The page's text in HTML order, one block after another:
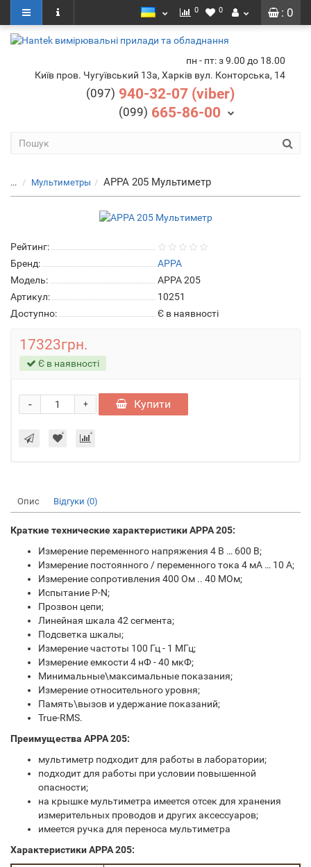
: 0
0 0
пн - пт: з 9.00 до 18.00
Київ пров. Чугуївський 13а, Харків вул. Конторська, 14
(097) 940-32-07 (viber)
(099) 665-86-00
... Мультиметры APPA 205 Мультиметр
Рейтинг:
Бренд:
APPA
Модель:
APPA 205
Артикул:
10251
Доступно:
Є в наявності
17323грн.
Є в наявності
+
- Купити
Опис Відгуки (0)
Краткие технические характеристики APPA 205:
Измерение переменного напряжения 4 В … 600 В;
Измерение постоянного / переменного тока 4 мА … 10 А;
Измерение сопротивления 400 Ом .. 40 МОм;
Испытание P-N;
Прозвон цепи;
Линейная шкала 42 сегмента;
Подсветка шкалы;
Измерение частоты 100 Гц - 1 МГц;
Измерение емкости 4 нФ - 40 мкФ;
Минимальные\максимальные показания;
Измерение относительного уровня;
Память\вызов и удержание показаний;
True-RMS.
Преимущества APPA 205:
мультиметр подходит для работы в лаборатории;
подходит для работы при условии повышенной
опасности;
на крышке мультиметра имеется отсек для хранения
измерительных проводов и других аксессуаров;
имеется ручка для переноса мультиметра
Характеристики APPA 205: